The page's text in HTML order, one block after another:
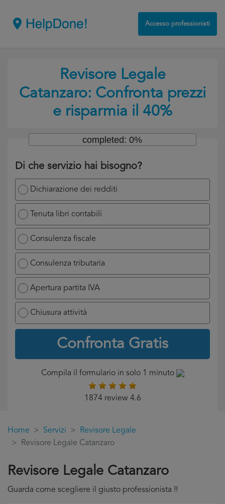
Accesso professionisti
Revisore Legale
Catanzaro: Confronta prezzi
e risparmia il 40%
Di che servizio hai bisogno?
Dichiarazione dei redditi
Tenuta libri contabili
Consulenza fiscale
Consulenza tributaria
Apertura partita IVA
Chiusura attività
Confronta Gratis
completed: 0%
Compila il formulario in solo 1 minuto
1874 review 4.6
Home Servizi
Revisore Legale
Revisore Legale Catanzaro
Revisore Legale Catanzaro
Guarda come scegliere il giusto professionista !!